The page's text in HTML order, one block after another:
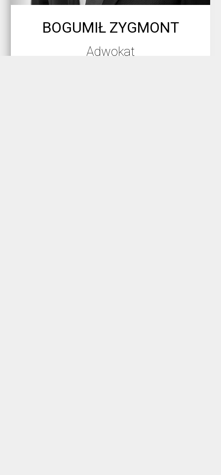
BOGUMIŁ ZYGMONT
Adwokat